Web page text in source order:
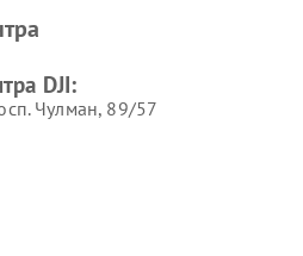
DJI:
Чулман, 89/57